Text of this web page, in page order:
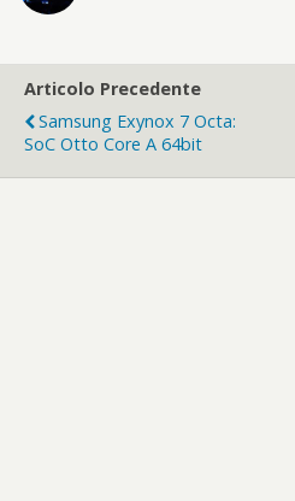
Articolo Precedente
Samsung Exynox 7 Octa:
SoC Otto Core A 64bit